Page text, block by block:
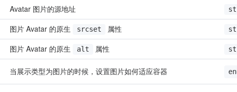
Avatar 图片的源地址
图片 Avatar 的原生 srcset 属性
图片 Avatar 的原生 alt 属性
当展示类型为图片的时候，设置图片如何适应容器